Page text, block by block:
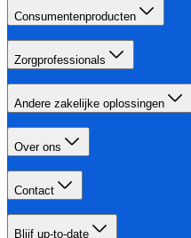
Consumentenproducten
Zorgprofessionals
Andere zakelijke oplossingen
Over ons
Contact
Blijf up-to-date